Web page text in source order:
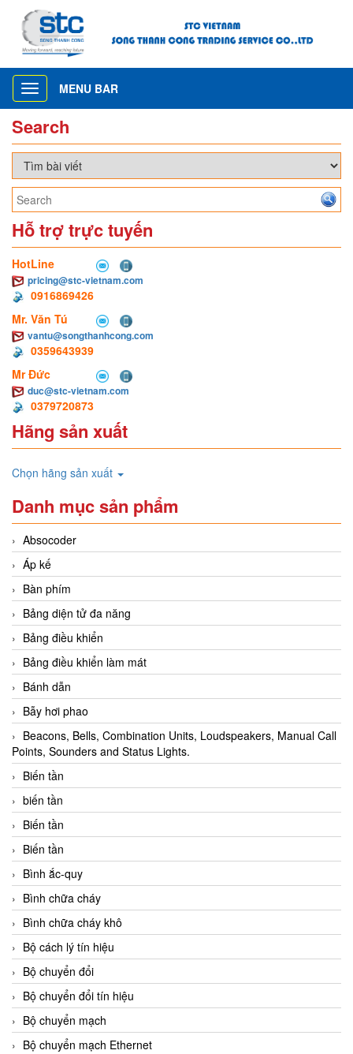
Toggle
navigation
MENU BAR
Search
Hỗ trợ trực tuyến
HotLine
pricing@stc-vietnam.com
0916869426
Mr. Văn Tú
vantu@songthanhcong.com
0359643939
Mr Đức
duc@stc-vietnam.com
0379720873
Hãng sản xuất
Chọn hãng sản xuất
Danh mục sản phẩm
Absocoder
Áp kế
Bàn phím
Bảng diện tử đa năng
Bảng điều khiển
Bảng điều khiển làm mát
Bánh dẫn
Bẫy hơi phao
Beacons, Bells, Combination Units, Loudspeakers, Manual Call
Points, Sounders and Status Lights.
Biến tần
biến tần
Biến tần
Biến tần
Bình ắc-quy
Bình chữa cháy
Bình chữa cháy khô
Bộ cách lý tín hiệu
Bộ chuyển đổi
Bộ chuyển đổi tín hiệu
Bộ chuyển mạch
Bộ chuyển mạch Ethernet